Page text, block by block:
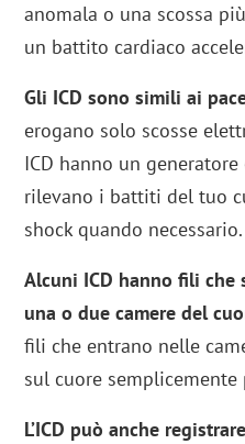
anomala o una scossa
un battito cardiaco
Gli ICD sono simili ai
erogano solo scosse
ICD hanno un
rilevano i battiti del tuo
shock quando necessario.
Alcuni ICD hanno fili che
una o due camere del
fili che entrano nelle
sul cuore
L’ICD può anche